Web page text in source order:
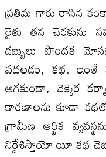
ప్రతిమ గారు రాసిన
రైతు తన చెరకును
డబ్బులు పొందక
వదలడం, కథ. ఇంతే
ఆగకుండా, చెక్కెర
కారణాలను కూడా
గ్రామీణ ఆర్థిక
నిర్దేశిస్తాయో యీ కథ